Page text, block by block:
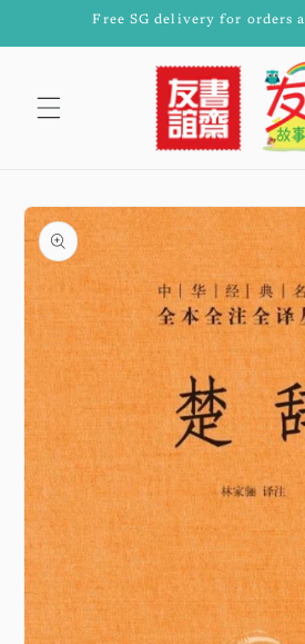
Skip toFree SG delivery for orders
Skip to
product
information